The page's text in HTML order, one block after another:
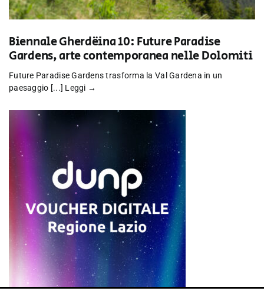
Biennale Gherdëina 10: Future Paradise
Gardens, arte contemporanea nelle Dolomiti
Future Paradise Gardens trasforma la Val Gardena in un
paesaggio [...] Leggi →